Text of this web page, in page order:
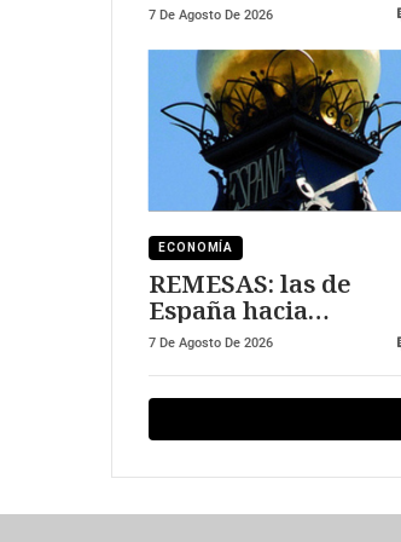
al sector tecnológico
7 De Agosto De 2026
ECONOMÍA
REMESAS: las de
España hacia
Marruecos se han
7 De Agosto De 2026